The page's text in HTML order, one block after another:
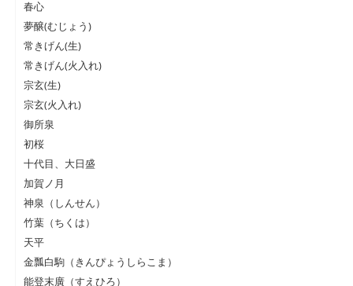
春心
夢醸(むじょう)
常きげん(生)
常きげん(火入れ)
宗玄(生)
宗玄(火入れ)
御所泉
初桜
十代目、大日盛
加賀ノ月
神泉（しんせん）
竹葉（ちくは）
天平
金瓢白駒（きんぴょうしらこま）
能登末廣（すえひろ）